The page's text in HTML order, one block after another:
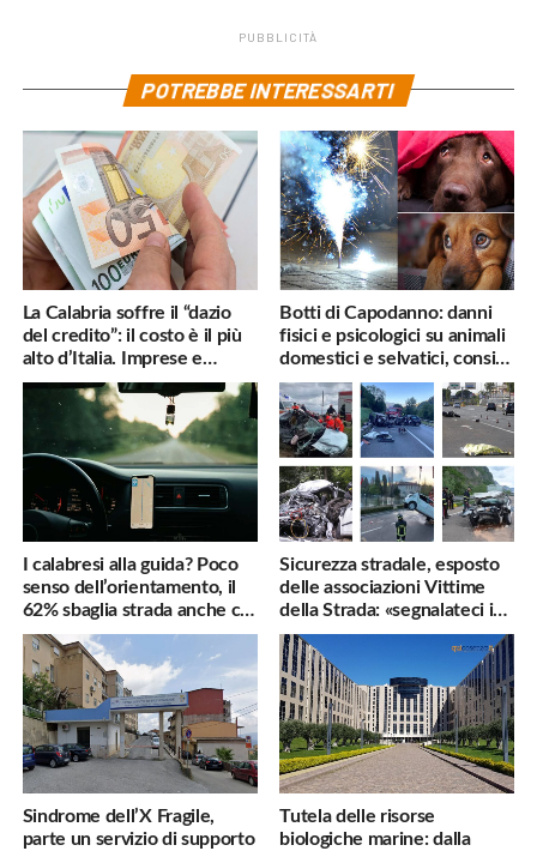
PUBBLICITÀ
POTREBBE INTERESSARTI
La Calabria soffre il “dazio
del credito”: il costo è il più
alto d’Italia. Imprese e
famiglie penalizzate
Botti di Capodanno: danni
fisici e psicologici su animali
domestici e selvatici, consigli
utili
I calabresi alla guida? Poco
senso dell’orientamento, il
62% sbaglia strada anche col
navigatore
Sicurezza stradale, esposto
delle associazioni Vittime
della Strada: «segnalateci i
pericoli, interverremo
subito»
Sindrome dell’X Fragile,
parte un servizio di supporto
Tutela delle risorse
biologiche marine: dalla